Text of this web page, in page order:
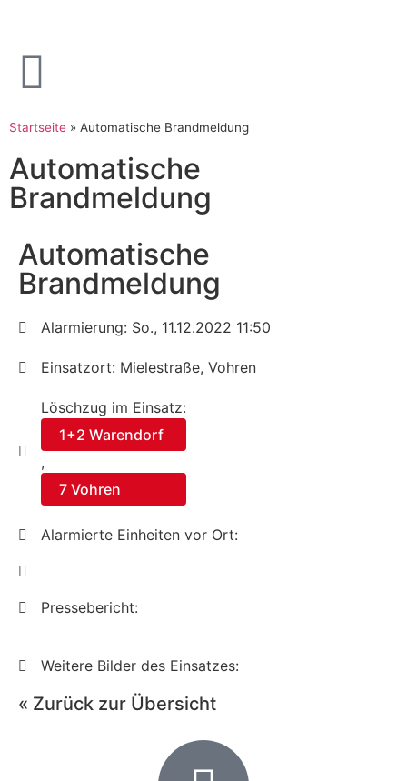
Startseite » Automatische Brandmeldung
Automatische
Brandmeldung
Automatische
Brandmeldung
Alarmierung: So., 11.12.2022 11:50
Einsatzort: Mielestraße, Vohren
Löschzug im Einsatz:
1+2 Warendorf
,
7 Vohren
Alarmierte Einheiten vor Ort:
Pressebericht:
Weitere Bilder des Einsatzes:
« Zurück zur Übersicht